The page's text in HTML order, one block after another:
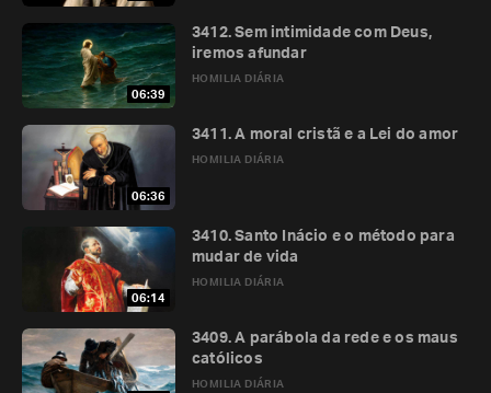
06:39
HOMILIA DIÁRIA
3412. Sem intimidade com Deus,
iremos afundar
06:36
HOMILIA DIÁRIA
3411. A moral cristã e a Lei do amor
06:14
HOMILIA DIÁRIA
3410. Santo Inácio e o método para
mudar de vida
HOMILIA DIÁRIA
3409. A parábola da rede e os maus
católicos